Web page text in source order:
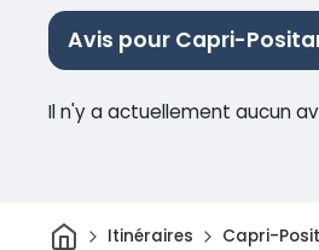
Avis pour Capri-
Il n'y a actuellement aucun
Maison
Itinéraires Capri-